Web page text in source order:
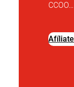
CCOO…
Afíliate